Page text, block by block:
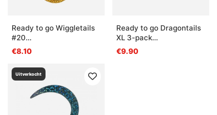
Ready to go Wiggletails
#20
(Gold/Silver/Chartreuse)
€8.10
Ready to go Dragontails
XL 3-pack
Gold/Silver/Fl.Chartreuse
€9.90
Uitverkocht